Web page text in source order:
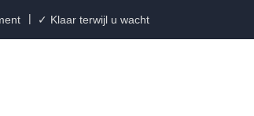
✓ Klaar terwijl u wacht